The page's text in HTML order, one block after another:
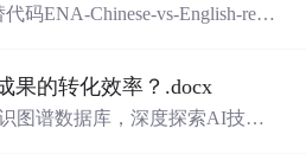
码ENA-Chinese-vs-English-repro
果的转化效率？.docx
图谱数据库，深度探索AI技术